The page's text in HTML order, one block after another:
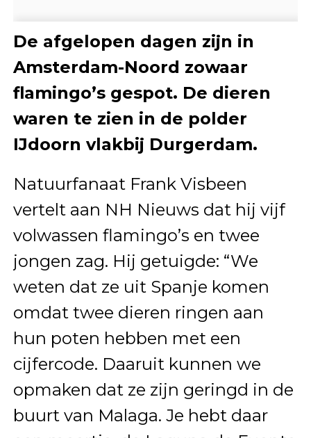
De afgelopen dagen zijn in
Amsterdam-Noord zowaar
flamingo’s gespot. De dieren
waren te zien in de polder
IJdoorn vlakbij Durgerdam.
Natuurfanaat Frank Visbeen
vertelt aan NH Nieuws dat hij vijf
volwassen flamingo’s en twee
jongen zag. Hij getuigde: “We
weten dat ze uit Spanje komen
omdat twee dieren ringen aan
hun poten hebben met een
cijfercode. Daaruit kunnen we
opmaken dat ze zijn geringd in de
buurt van Malaga. Je hebt daar